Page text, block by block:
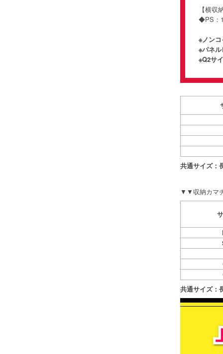
【横
◆PS：
※ノン
※パネ
※Q2サ
共通サイズ：
▼▼収納カマ
共通サイズ：